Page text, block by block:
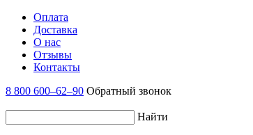
Оплата
Доставка
О нас
Отзывы
Контакты
8 800 600–62–90 Обратный звонок
Найти